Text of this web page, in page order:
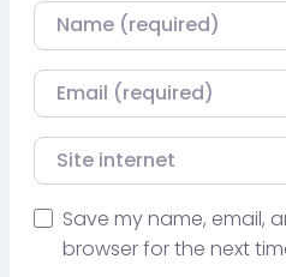
Nom
Courriel
Site internet
Save my name, email,
browser for the next